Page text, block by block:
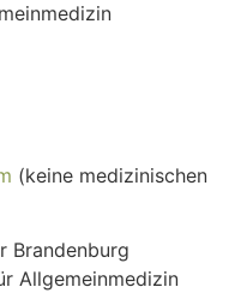
(keine medizinischen
Brandenburg
Allgemeinmedizin